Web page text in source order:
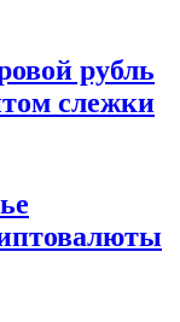
рубль
слежки